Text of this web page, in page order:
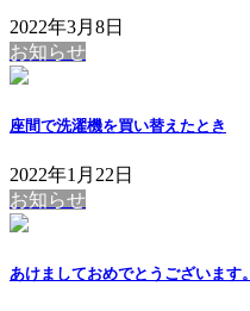
2022年3月8日
お知らせ
座間で洗濯機を買い替えたとき
2022年1月22日
お知らせ
あけましておめでとうございます。